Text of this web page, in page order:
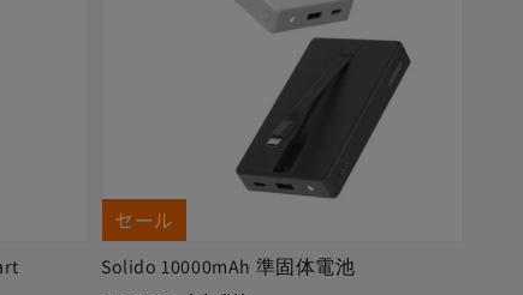
セール
Solido 10000mAh 準固体電池